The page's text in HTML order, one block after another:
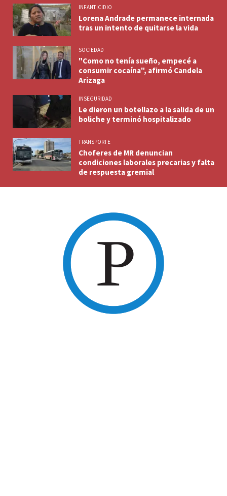
INFANTICIDIO
Lorena Andrade permanece internada
tras un intento de quitarse la vida
SOCIEDAD
"Como no tenía sueño, empecé a
consumir cocaína", afirmó Candela
Arizaga
INSEGURIDAD
Le dieron un botellazo a la salida de un
boliche y terminó hospitalizado
TRANSPORTE
Choferes de MR denuncian
condiciones laborales precarias y falta
de respuesta gremial